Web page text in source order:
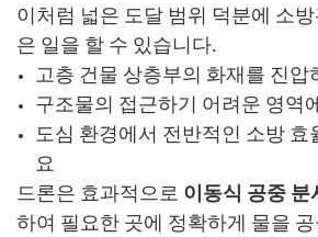
이처럼 넓은 도달 범위 덕분에 소
은 일을 할 수 있습니다.
고층 건물 상층부의 화재를 진압
구조물의 접근하기 어려운 영역
도심 환경에서 전반적인 소방 효
요
드론은 효과적으로 이동식 공중 분
하여 필요한 곳에 정확하게 물을